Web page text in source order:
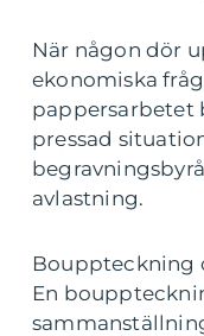
När någon dör
ekonomiska
pappersarbetet
pressad
avlastning.
Bouppteckning
En